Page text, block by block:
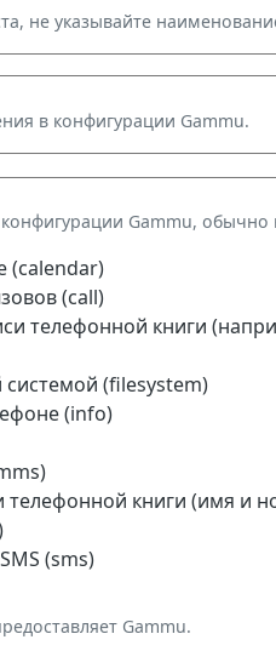
не указывайте
в конфигурации Gammu.
Gammu, обычно
(calendar)
(call)
телефонной книги
(filesystem)
(info)
книги (имя и
(sms)
Gammu.